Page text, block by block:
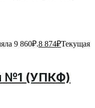
9 860₽.8 874₽Текущая
№1 (УПКФ)